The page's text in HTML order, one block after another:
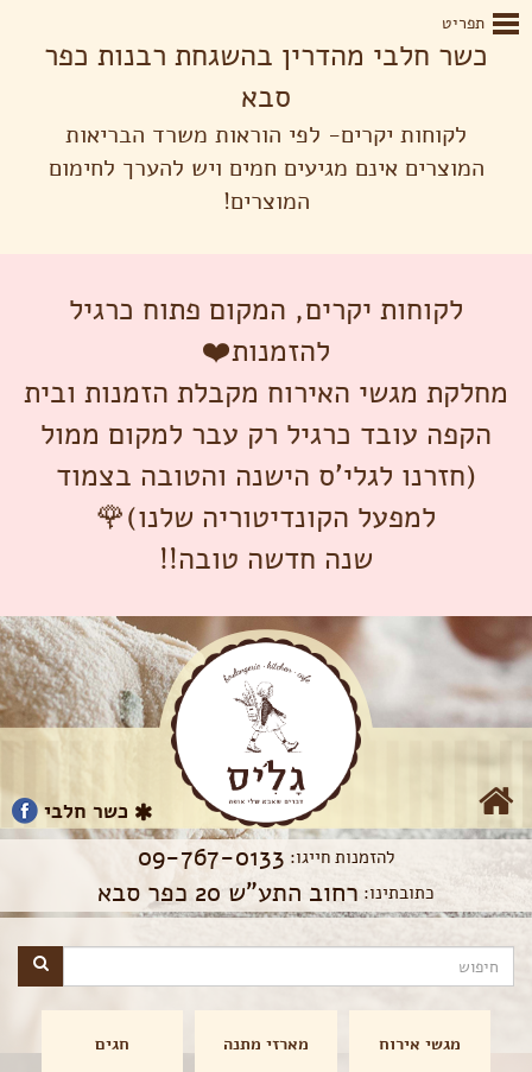
כשר חלבי מהדרין בהשגחת רבנות כפר
סבא
לקוחות יקרים- לפי הוראות משרד הבריאות
המוצרים אינם מגיעים חמים ויש להערך לחימום
המוצרים!
לקוחות יקרים, המקום פתוח כרגיל
להזמנות❤️
מחלקת מגשי האירוח מקבלת הזמנות ובית
הקפה עובד כרגיל רק עבר למקום ממול
(חזרנו לגלי'ס הישנה והטובה בצמוד
למפעל הקונדיטוריה שלנו)🌹
שנה חדשה טובה!!
תפריט
כשר חלבי
להזמנות חייגו: 09-767-0133
כתובתינו: רחוב התע"ש 20 כפר סבא
מגשי אירוח מארזי מתנה חגים